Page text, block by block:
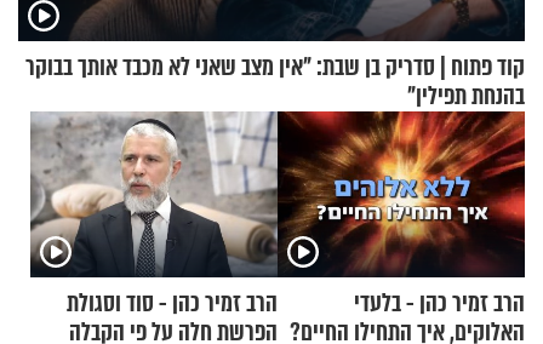
קוד פתוח | סדריק בן שבת: "אין מצב שאני לא מכבד אותך בבוקר
בהנחת תפילין"
הרב זמיר כהן - בלעדי
האלוקים, איך התחילו החיים?
הרב זמיר כהן - סוד וסגולת
הפרשת חלה על פי הקבלה